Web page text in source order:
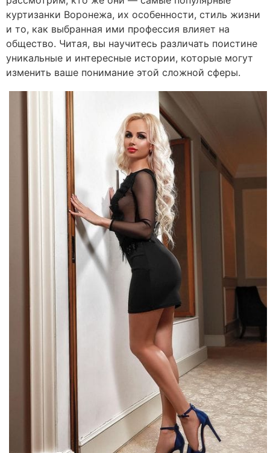
куртизанки Воронежа, их особенности, стиль жизни
и то, как выбранная ими профессия влияет на
общество. Читая, вы научитесь различать поистине
уникальные и интересные истории, которые могут
изменить ваше понимание этой сложной сферы.